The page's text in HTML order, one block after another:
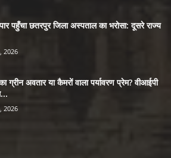
पहुँचा छतरपुर जिला अस्पताल का भरोसा: दूसरे राज्य
2026
ग्रीन अवतार या कैमरों वाला पर्यावरण प्रेम? वीआईपी
2026